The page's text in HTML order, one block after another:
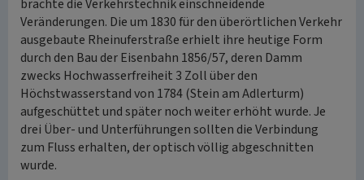
brachte die Verkehrstechnik einschneidende
Veränderungen. Die um 1830 für den überörtlichen Verkehr
ausgebaute Rheinuferstraße erhielt ihre heutige Form
durch den Bau der Eisenbahn 1856/57, deren Damm
zwecks Hochwasserfreiheit 3 Zoll über den
Höchstwasserstand von 1784 (Stein am Adlerturm)
aufgeschüttet und später noch weiter erhöht wurde. Je
drei Über- und Unterführungen sollten die Verbindung
zum Fluss erhalten, der optisch völlig abgeschnitten
wurde.